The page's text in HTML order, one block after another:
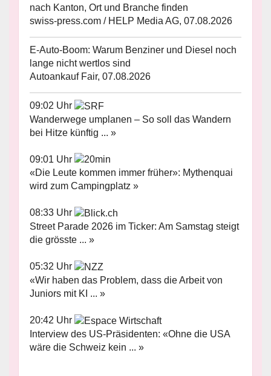
nach Kanton, Ort und Branche finden
swiss-press.com / HELP Media AG, 07.08.2026
E-Auto-Boom: Warum Benziner und Diesel noch
lange nicht wertlos sind
Autoankauf Fair, 07.08.2026
09:02 Uhr
Wanderwege umplanen – So soll das Wandern
bei Hitze künftig ... »
09:01 Uhr
«Die Leute kommen immer früher»: Mythenquai
wird zum Campingplatz »
08:33 Uhr
Street Parade 2026 im Ticker: Am Samstag steigt
die grösste ... »
05:32 Uhr
«Wir haben das Problem, dass die Arbeit von
Juniors mit KI ... »
20:42 Uhr
Interview des US-Präsidenten: «Ohne die USA
wäre die Schweiz kein ... »